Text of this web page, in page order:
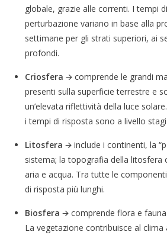
globale, grazie alle correnti. I tempi
perturbazione variano in base alla
settimane per gli strati superiori, ai
profondi.
Criosfera 🡪 comprende le grandi
presenti sulla superficie terrestre e
un’elevata riflettività della luce
i tempi di risposta sono a livello
Litosfera 🡪 include i continenti, la
sistema; la topografia della litosfera
aria e acqua. Tra tutte le
di risposta più lunghi.
Biosfera 🡪 comprende flora e
La vegetazione contribuisce al clima